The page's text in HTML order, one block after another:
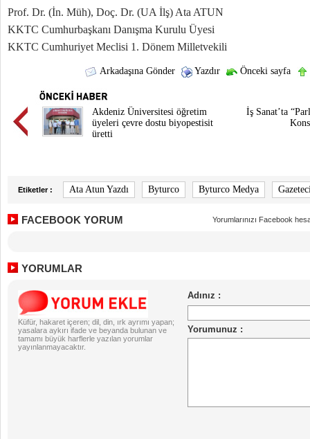
Prof. Dr. (İn. Müh), Doç. Dr. (UA İlş) Ata ATUN
KKTC Cumhurbaşkanı Danışma Kurulu Üyesi
KKTC Cumhuriyet Meclisi 1. Dönem Milletvekili
Arkadaşına Gönder Yazdır Önceki sayfa
Akdeniz Üniversitesi öğretim
üyeleri çevre dostu biyopestisit
üretti
İş Sanat’ta
Etiketler : Ata Atun Yazdı Byturco Byturco Medya
FACEBOOK YORUM Yorumlarınızı Facebook
YORUMLAR
Küfür, hakaret içeren; dil, din, ırk ayrımı yapan;
yasalara aykırı ifade ve beyanda bulunan ve
tamamı büyük harflerle yazılan yorumlar
yayınlanmayacaktır.